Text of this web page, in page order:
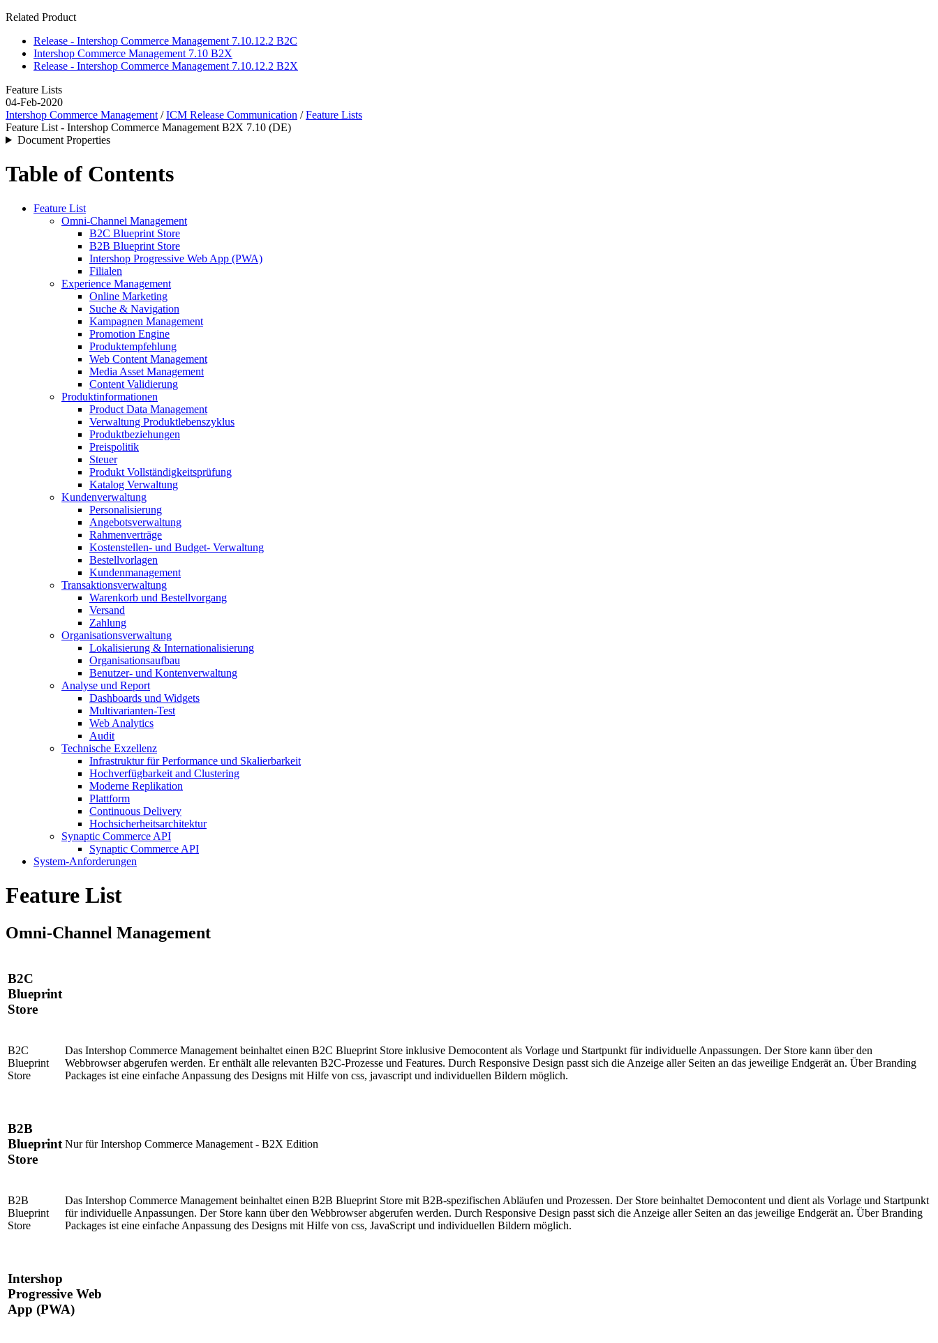
Related Product
Release - Intershop Commerce Management 7.10.12.2 B2C
Intershop Commerce Management 7.10 B2X
Release - Intershop Commerce Management 7.10.12.2 B2X
Feature Lists
04-Feb-2020
Intershop Commerce Management /ICM Release Communication /Feature Lists
Feature List - Intershop Commerce Management B2X 7.10 (DE)
Document Properties
Table of Contents
Feature List
Omni-Channel Management
B2C Blueprint Store
B2B Blueprint Store
Intershop Progressive Web App (PWA)
Filialen
Experience Management
Online Marketing
Suche & Navigation
Kampagnen Management
Promotion Engine
Produktempfehlung
Web Content Management
Media Asset Management
Content Validierung
Produktinformationen
Product Data Management
Verwaltung Produktlebenszyklus
Produktbeziehungen
Preispolitik
Steuer
Produkt Vollständigkeitsprüfung
Katalog Verwaltung
Kundenverwaltung
Personalisierung
Angebotsverwaltung
Rahmenverträge
Kostenstellen- und Budget- Verwaltung
Bestellvorlagen
Kundenmanagement
Transaktionsverwaltung
Warenkorb und Bestellvorgang
Versand
Zahlung
Organisationsverwaltung
Lokalisierung & Internationalisierung
Organisationsaufbau
Benutzer- und Kontenverwaltung
Analyse und Report
Dashboards und Widgets
Multivarianten-Test
Web Analytics
Audit
Technische Exzellenz
Infrastruktur für Performance und Skalierbarkeit
Hochverfügbarkeit and Clustering
Moderne Replikation
Plattform
Continuous Delivery
Hochsicherheitsarchitektur
Synaptic Commerce API
Synaptic Commerce API
System-Anforderungen
Feature List
Omni-Channel Management
B2C
Blueprint
Store
B2C
Blueprint
Store
Das Intershop Commerce Management beinhaltet einen B2C Blueprint Store inklusive Democontent als Vorlage und Startpunkt für individuelle Anpassungen. Der Store kann über den
Webbrowser abgerufen werden. Er enthält alle relevanten B2C-Prozesse und Features. Durch Responsive Design passt sich die Anzeige aller Seiten an das jeweilige Endgerät an. Über Branding
Packages ist eine einfache Anpassung des Designs mit Hilfe von css, javascript und individuellen Bildern möglich.
B2B
Blueprint
Store
Nur für Intershop Commerce Management - B2X Edition
B2B
Blueprint
Store
Das Intershop Commerce Management beinhaltet einen B2B Blueprint Store mit B2B-spezifischen Abläufen und Prozessen. Der Store beinhaltet Democontent und dient als Vorlage und Startpunkt
für individuelle Anpassungen. Der Store kann über den Webbrowser abgerufen werden. Durch Responsive Design passt sich die Anzeige aller Seiten an das jeweilige Endgerät an. Über Branding
Packages ist eine einfache Anpassung des Designs mit Hilfe von css, JavaScript und individuellen Bildern möglich.
Intershop
Progressive Web
App (PWA)